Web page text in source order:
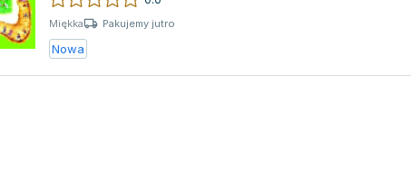
Miękka Pakujemy jutro
Nowa